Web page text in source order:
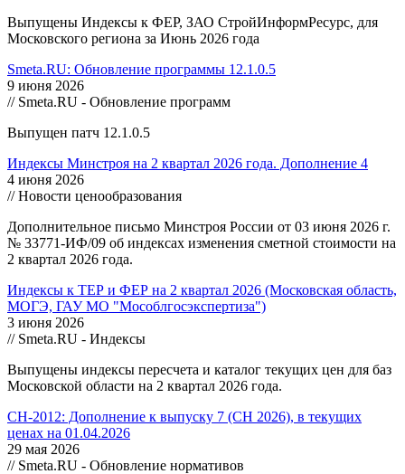
Выпущены Индексы к ФЕР, ЗАО СтройИнформРесурс, для
Московского региона за Июнь 2026 года
Smeta.RU: Обновление программы 12.1.0.5
9 июня 2026
// Smeta.RU - Обновление программ
Выпущен патч 12.1.0.5
Индексы Минстроя на 2 квартал 2026 года. Дополнение 4
4 июня 2026
// Новости ценообразования
Дополнительное письмо Минстроя России от 03 июня 2026 г.
№ 33771-ИФ/09 об индексах изменения сметной стоимости на
2 квартал 2026 года.
Индексы к ТЕР и ФЕР на 2 квартал 2026 (Московская область,
МОГЭ, ГАУ МО "Мособлгосэкспертиза")
3 июня 2026
// Smeta.RU - Индексы
Выпущены индексы пересчета и каталог текущих цен для баз
Московской области на 2 квартал 2026 года.
СН-2012: Дополнение к выпуску 7 (СН 2026), в текущих
ценах на 01.04.2026
29 мая 2026
// Smeta.RU - Обновление нормативов